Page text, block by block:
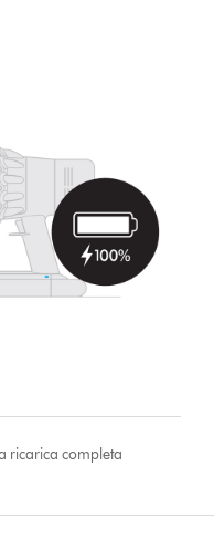
ricarica completa